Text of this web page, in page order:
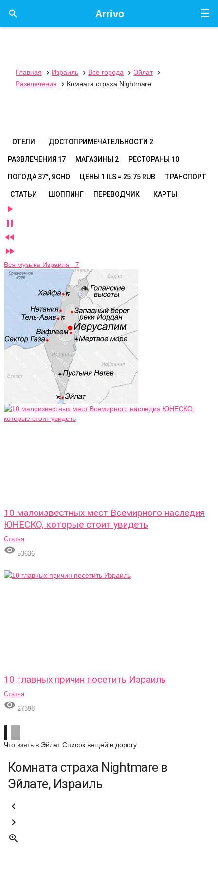
☰
Arrivo

Главная  Израиль  Все города  Эйлат

Развлечения
 Комната страха Nightmare
ОТЕЛИ ДОСТОПРИМЕЧАТЕЛЬНОСТИ 2
РАЗВЛЕЧЕНИЯ 17 МАГАЗИНЫ 2 РЕСТОРАНЫ 10
ПОГОДА 37°, ЯСНО ЦЕНЫ 1 ILS = 25.75 RUB ТРАНСПОРТ
СТАТЬИ ШОППИНГ ПЕРЕВОДЧИК КАРТЫ




Вся музыка Израиля 7
10 малоизвестных мест Всемирного наследия
ЮНЕСКО, которые стоит увидеть
Статья
 53636
10 главных причин посетить Израиль
Статья
 27398
Что взять в Эйлат Список вещей в дорогу
Комната страха Nightmare в
Эйлате, Израиль


